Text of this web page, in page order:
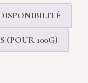
(POUR 100G)